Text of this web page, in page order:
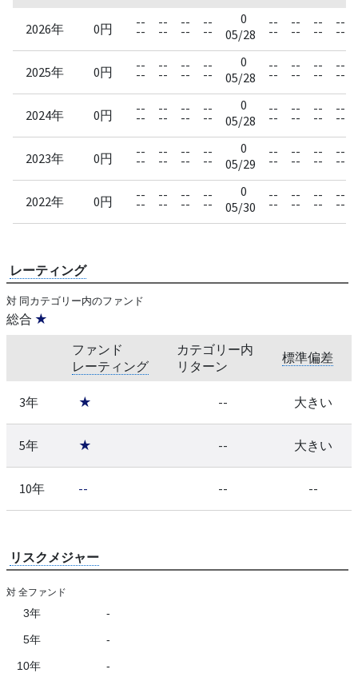
2026年 0円 --
--
--
--
--
--
--
--
0
05/28
--
--
--
--
--
--
--
--
2025年 0円 --
--
--
--
--
--
--
--
0
05/28
--
--
--
--
--
--
--
--
2024年 0円 --
--
--
--
--
--
--
--
0
05/28
--
--
--
--
--
--
--
--
2023年 0円 --
--
--
--
--
--
--
--
0
05/29
--
--
--
--
--
--
--
--
2022年 0円 --
--
--
--
--
--
--
--
0
05/30
--
--
--
--
--
--
--
--
レーティング
対 同カテゴリー内のファンド
総合 ★
ファンド
レーティング
カテゴリー内
リターン
標準偏差
3年 ★ -- 大きい
5年 ★ -- 大きい
10年 -- -- --
リスクメジャー
対 全ファンド
3年 -
5年 -
10年 -